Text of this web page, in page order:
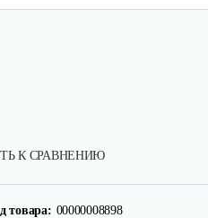
К СРАВНЕНИЮ
товара: 00000008898